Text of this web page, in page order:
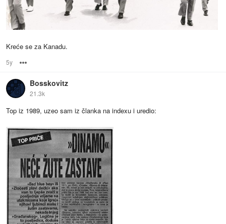
Kreće se za Kanadu.
5y
Bosskovitz
21.3k
Top iz 1989, uzeo sam iz članka na indexu i uredio: